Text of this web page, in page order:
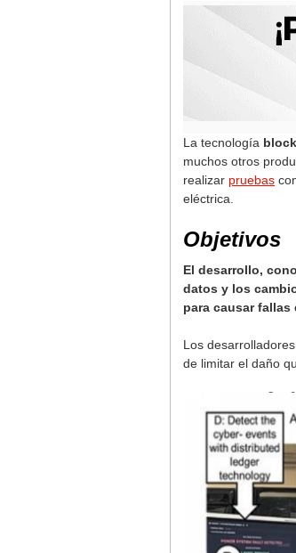
La tecnología
muchos otros
realizar pruebas
eléctrica.
Objetivos
El desarrollo,
datos y los
para causar fallas
Los
de limitar el daño